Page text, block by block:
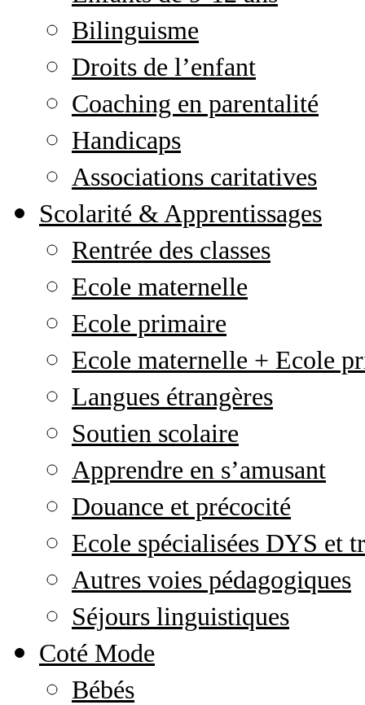
Bilinguisme
Droits de l’enfant
Coaching en parentalité
Handicaps
Associations caritatives
Scolarité & Apprentissages
Rentrée des classes
Ecole maternelle
Ecole primaire
Ecole maternelle + Ecole
Langues étrangères
Soutien scolaire
Apprendre en s’amusant
Douance et précocité
Ecole spécialisées DYS et
Autres voies pédagogiques
Séjours linguistiques
Coté Mode
Bébés